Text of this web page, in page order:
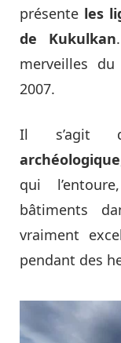
présente les
de Kukulkan
merveilles
2007.
Il s’agit
archéologique
qui
bâtiments
vraiment
pendant des